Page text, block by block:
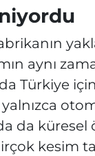
aynı
Türkiye
da
kesim